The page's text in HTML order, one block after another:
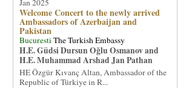
Jan 2025
Welcome Concert to the newly arrived
Ambassadors of Azerbaijan and
Pakistan
BucurestiThe Turkish Embassy
H.E. Güdsi Dursun Oğlu Osmanov and
H.E. Muhammad Arshad Jan Pathan
HE Özgür Kıvanç Altan, Ambassador of the
Republic of Türkiye in R...